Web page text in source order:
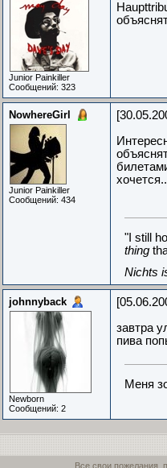
Junior Painkiller
Сообщений: 323
NowhereGirl
Junior Painkiller
Сообщений: 434
"I still
thing
Nichts
johnnyback
Newborn
Сообщений: 2
завтра
пива
Меня
Все свои пожелания,